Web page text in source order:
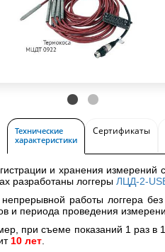
Технические
характеристики
Сертификаты
и хранения измерений
разработаны логгеры ЛЦД-2-
работы логгера
и периода проведения
при съеме показаний 1 раз в
10 лет